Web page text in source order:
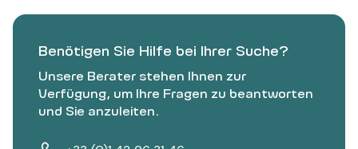
Benötigen Sie Hilfe bei Ihrer Suche?
Unsere Berater stehen Ihnen zur
Verfügung, um Ihre Fragen zu beantworten
und Sie anzuleiten.